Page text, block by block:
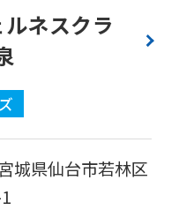
ネスクラ
城県仙台市若林区